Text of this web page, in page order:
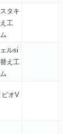
タキ
工
ルsi
え工
ビオV